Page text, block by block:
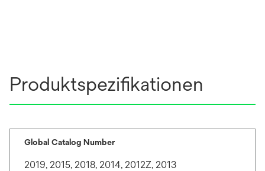
Produktspezifikationen
Global Catalog Number
2019, 2015, 2018, 2014, 2012Z, 2013